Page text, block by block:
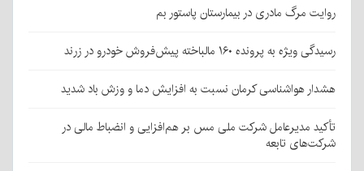
روایت مرگ مادری در بیمارستان پاستور بم
رسیدگی ویژه به پرونده ۱۶۰ مالباخته پیش‌فروش خودرو در زرند
هشدار هواشناسی کرمان نسبت به افزایش دما و وزش باد شدید
تأکید مدیرعامل شرکت ملی مس بر هم‌افزایی و انضباط مالی در
شرکت‌های تابعه